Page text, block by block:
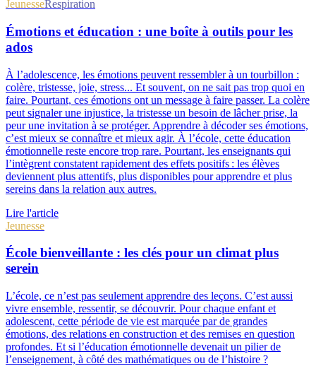
JeunesseRespiration
Émotions et éducation : une boîte à outils pour les
ados
À l’adolescence, les émotions peuvent ressembler à un tourbillon :
colère, tristesse, joie, stress... Et souvent, on ne sait pas trop quoi en
faire. Pourtant, ces émotions ont un message à faire passer. La colère
peut signaler une injustice, la tristesse un besoin de lâcher prise, la
peur une invitation à se protéger. Apprendre à décoder ses émotions,
c’est mieux se connaître et mieux agir. À l’école, cette éducation
émotionnelle reste encore trop rare. Pourtant, les enseignants qui
l’intègrent constatent rapidement des effets positifs : les élèves
deviennent plus attentifs, plus disponibles pour apprendre et plus
sereins dans la relation aux autres.
Lire l'article
Jeunesse
École bienveillante : les clés pour un climat plus
serein
L’école, ce n’est pas seulement apprendre des leçons. C’est aussi
vivre ensemble, ressentir, se découvrir. Pour chaque enfant et
adolescent, cette période de vie est marquée par de grandes
émotions, des relations en construction et des remises en question
profondes. Et si l’éducation émotionnelle devenait un pilier de
l’enseignement, à côté des mathématiques ou de l’histoire ?